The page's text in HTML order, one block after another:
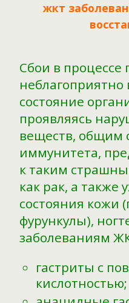
жкт
Сбои в
состояние
проявляясь
веществ, общим
иммунитета,
к таким
как рак, а также
состояния кожи
фурункулы),
заболеваниям
гастриты с
кислотностью;